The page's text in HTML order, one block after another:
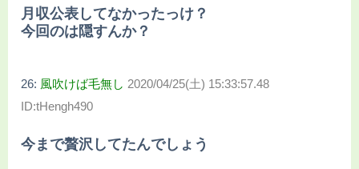
月収公表してなかったっけ？
今回のは隠すんか？
26: 風吹けば毛無し 2020/04/25(土) 15:33:57.48
ID:tHengh490
今まで贅沢してたんでしょう